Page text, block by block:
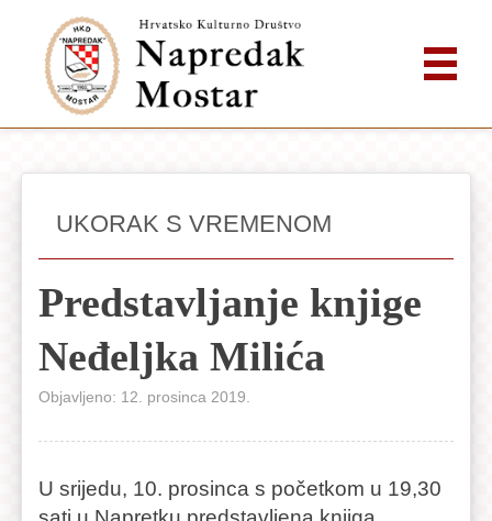
UKORAK S VREMENOM
Predstavljanje knjige
Neđeljka Milića
Objavljeno: 12. prosinca 2019.
U srijedu, 10. prosinca s početkom u 19,30